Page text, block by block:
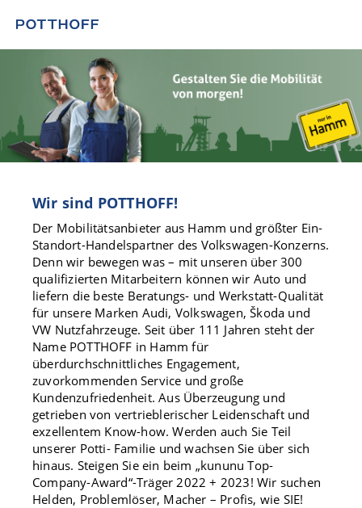
Wir sind POTTHOFF!
Der Mobilitätsanbieter aus Hamm und größter Ein-
Standort-Handelspartner des Volkswagen-Konzerns.
Denn wir bewegen was – mit unseren über 300
qualifizierten Mitarbeitern können wir Auto und
liefern die beste Beratungs- und Werkstatt-Qualität
für unsere Marken Audi, Volkswagen, Škoda und
VW Nutzfahrzeuge. Seit über 111 Jahren steht der
Name POTTHOFF in Hamm für
überdurchschnittliches Engagement,
zuvorkommenden Service und große
Kundenzufriedenheit. Aus Überzeugung und
getrieben von vertrieblerischer Leidenschaft und
exzellentem Know-how. Werden auch Sie Teil
unserer Potti- Familie und wachsen Sie über sich
hinaus. Steigen Sie ein beim „kununu Top-
Company-Award“-Träger 2022 + 2023! Wir suchen
Helden, Problemlöser, Macher – Profis, wie SIE!